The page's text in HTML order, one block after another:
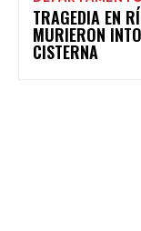
TRAGEDIA EN
MURIERON
CISTERNA